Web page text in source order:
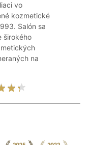
vo
kozmetické
Salón sa
širokého
na